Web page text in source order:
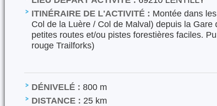
ITINÉRAIRE DE L'ACTIVITÉ : Montée dans
Col de la Luère / Col de Malval) depuis la Gare
petites routes et/ou pistes forestières faciles.
rouge Trailforks)
DÉNIVELÉ : 800 m
DISTANCE : 25 km